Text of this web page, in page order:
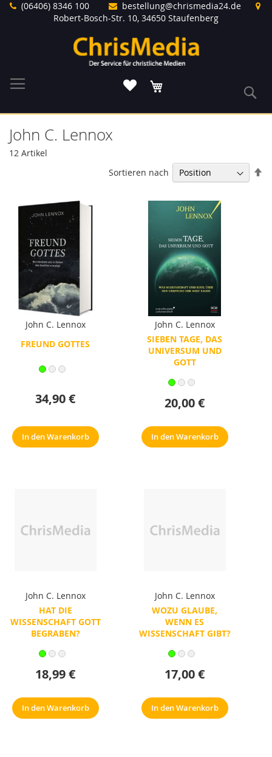
Direkt(06406) 8346 100
bestellung@chrismedia24.de
Robert-Bosch-Str. 10, 34650 Staufenberg
John C. Lennox
12 Artikel
Sortieren nach
John C. Lennox
FREUND GOTTES
34,90 €
In den Warenkorb
John C. Lennox
SIEBEN TAGE, DAS
UNIVERSUM UND
GOTT
20,00 €
In den Warenkorb
John C. Lennox
HAT DIE
WISSENSCHAFT GOTT
BEGRABEN?
18,99 €
In den Warenkorb
John C. Lennox
WOZU GLAUBE,
WENN ES
WISSENSCHAFT GIBT?
17,00 €
In den Warenkorb